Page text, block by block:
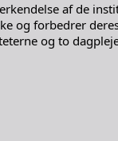
af de
og forbedrer
og to